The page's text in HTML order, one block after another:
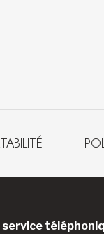
service